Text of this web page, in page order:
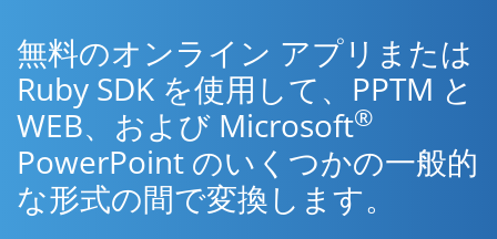
無料のオンライン アプリまたは
Ruby SDK を使用して、PPTM と
WEB、および Microsoft®
PowerPoint のいくつかの一般的
な形式の間で変換します。